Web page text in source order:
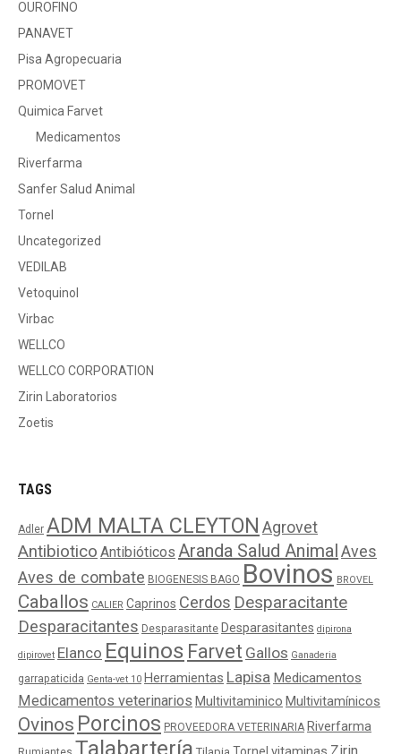
OUROFINO
PANAVET
Pisa Agropecuaria
PROMOVET
Quimica Farvet
Medicamentos
Riverfarma
Sanfer Salud Animal
Tornel
Uncategorized
VEDILAB
Vetoquinol
Virbac
WELLCO
WELLCO CORPORATION
Zirin Laboratorios
Zoetis
TAGS
Adler ADM MALTA CLEYTON Agrovet
Antibiotico Antibióticos Aranda Salud AnimalAves
Aves de combate BIOGENESIS BAGO Bovinos BROVEL
Caballos CALIER Caprinos Cerdos Desparacitante
Desparacitantes Desparasitante Desparasitantes dipirona
dipirovet Elanco Equinos Farvet Gallos Ganaderia
garrapaticida Genta-vet 10 Herramientas Lapisa Medicamentos
Medicamentos veterinarios Multivitaminico Multivitamínicos
Ovinos Porcinos PROVEEDORA VETERINARIA Riverfarma
Talabartería